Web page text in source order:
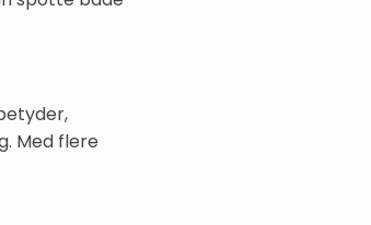
Med flere